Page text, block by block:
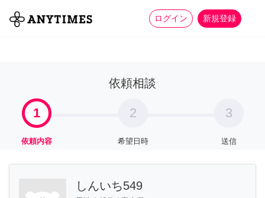
ログイン 新規登録
全て 家事 more_horiz
依頼相談
1
依頼内容
2
希望日時
3
送信
しんいち549